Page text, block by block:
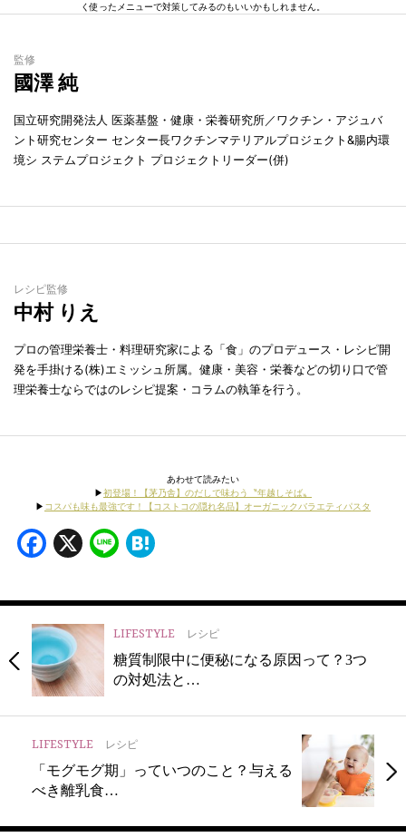
く使ったメニューで対策してみるのもいいかもしれません。
監修
國澤 純
国立研究開発法人 医薬基盤・健康・栄養研究所／ワクチン・アジュバ
ント研究センター センター長ワクチンマテリアルプロジェクト&腸内環
境シ ステムプロジェクト プロジェクトリーダー(併)
レシピ監修
中村 りえ
プロの管理栄養士・料理研究家による「食」のプロデュース・レシピ開
発を手掛ける(株)エミッシュ所属。健康・美容・栄養などの切り口で管
理栄養士ならではのレシピ提案・コラムの執筆を行う。
あわせて読みたい
▶︎初登場！【茅乃舎】のだしで味わう〝年越しそば〟
▶︎ コスパも味も最強です！【コストコの隠れ名品】オーガニックバラエティパスタ
Facebook
X Line
LIFESTYLE レシピ
糖質制限中に便秘になる原因って？3つ
の対処法と…
LIFESTYLE レシピ
「モグモグ期」っていつのこと？与える
べき離乳食…